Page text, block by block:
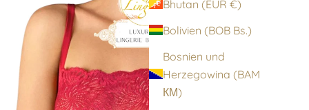
Bhutan (EUR €)
Bolivien (BOB Bs.)
Bosnien und
Herzegowina (BAM
КМ)